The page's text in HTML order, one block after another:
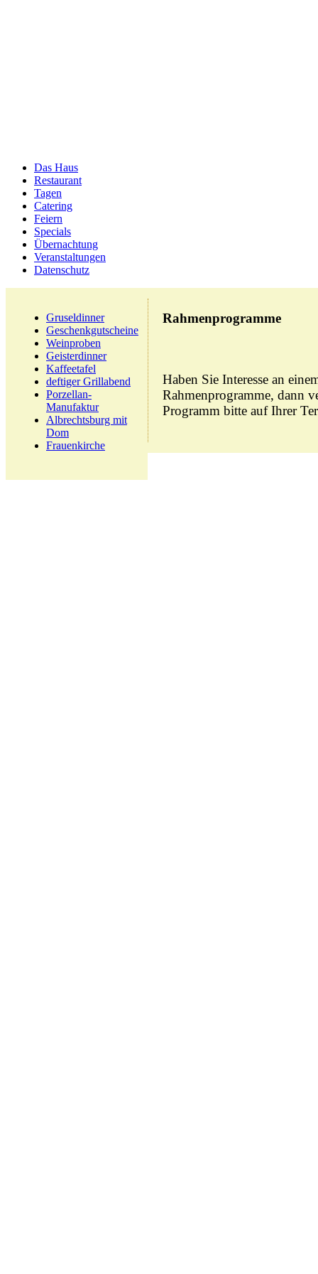
Das Haus
Restaurant
Tagen
Catering
Feiern
Specials
Übernachtung
Veranstaltungen
Datenschutz
Gruseldinner
Geschenkgutscheine
Weinproben
Geisterdinner
Kaffeetafel
deftiger Grillabend
Porzellan-
Manufaktur
Albrechtsburg mit
Dom
Frauenkirche
Rahmenprogramme
Haben Sie Interesse an
Rahmenprogramme, dann
Programm bitte auf Ihrer